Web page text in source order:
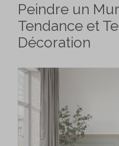
Peindre un
Tendance et
Décoration